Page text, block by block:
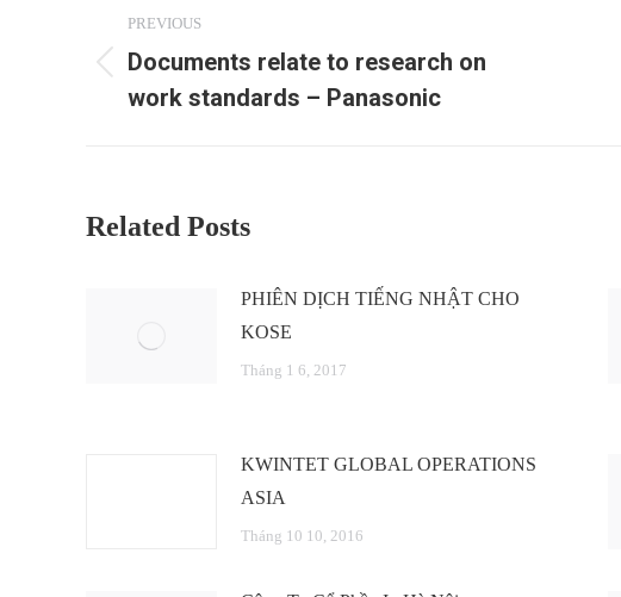
navigation
PREVIOUS
Previous
post:
Documents relate to research on
work standards – Panasonic
Related Posts
PHIÊN DỊCH TIẾNG NHẬT CHO
KOSE
Tháng 1 6, 2017
KWINTET GLOBAL OPERATIONS
ASIA
Tháng 10 10, 2016